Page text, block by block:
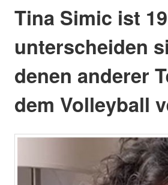
Tina Simic ist
unterscheiden
denen anderer
dem Volleyball